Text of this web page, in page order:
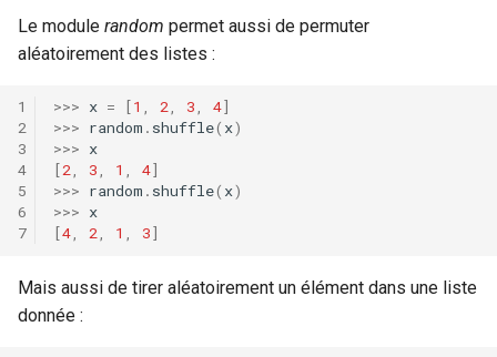
Le module random permet aussi de permuter
aléatoirement des listes :
>>> x = [1 , 2, 3, 4]
>>> random . shuffle( x)
>>> x
[2, 3, 1 , 4]
>>> random . shuffle( x)
>>> x
[4, 2, 1 , 3]
Mais aussi de tirer aléatoirement un élément dans une liste
donnée :